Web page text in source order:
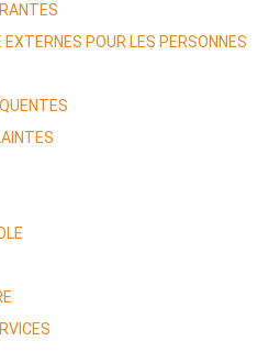
EXTERNES POUR LES PERSONNES